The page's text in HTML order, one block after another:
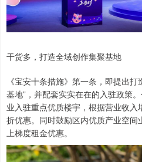
干货多，打造全域创作集聚基地
《宝安十条措施》第一条，即提出
基地”，并配套实实在在的入驻政策
业入驻重点优质楼宇，根据营业收
折优惠。同时鼓励区内优质产业空间
上梯度租金优惠。